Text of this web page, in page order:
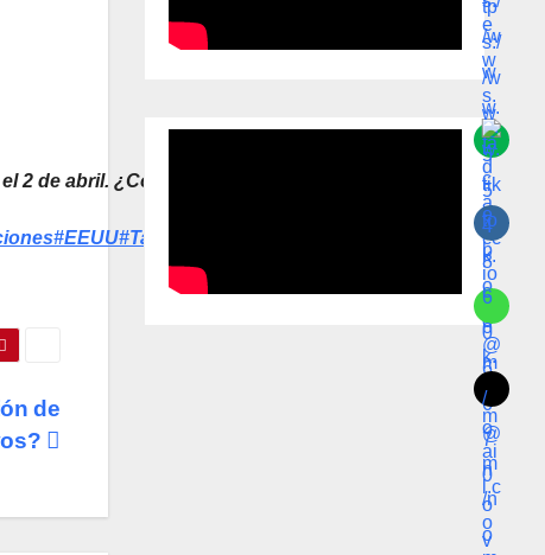
2 de abril. ¿Cómo
#EEUU#Tarifas
de